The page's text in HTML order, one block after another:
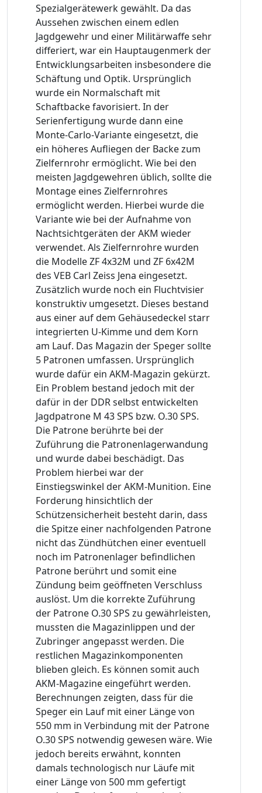
Spezialgerätewerk gewählt. Da das
Aussehen zwischen einem edlen
Jagdgewehr und einer Militärwaffe sehr
differiert, war ein Hauptaugenmerk der
Entwicklungsarbeiten insbesondere die
Schäftung und Optik. Ursprünglich
wurde ein Normalschaft mit
Schaftbacke favorisiert. In der
Serienfertigung wurde dann eine
Monte-Carlo-Variante eingesetzt, die
ein höheres Aufliegen der Backe zum
Zielfernrohr ermöglicht. Wie bei den
meisten Jagdgewehren üblich, sollte die
Montage eines Zielfernrohres
ermöglicht werden. Hierbei wurde die
Variante wie bei der Aufnahme von
Nachtsichtgeräten der AKM wieder
verwendet. Als Zielfernrohre wurden
die Modelle ZF 4x32M und ZF 6x42M
des VEB Carl Zeiss Jena eingesetzt.
Zusätzlich wurde noch ein Fluchtvisier
konstruktiv umgesetzt. Dieses bestand
aus einer auf dem Gehäusedeckel starr
integrierten U-Kimme und dem Korn
am Lauf. Das Magazin der Speger sollte
5 Patronen umfassen. Ursprünglich
wurde dafür ein AKM-Magazin gekürzt.
Ein Problem bestand jedoch mit der
dafür in der DDR selbst entwickelten
Jagdpatrone M 43 SPS bzw. O.30 SPS.
Die Patrone berührte bei der
Zuführung die Patronenlagerwandung
und wurde dabei beschädigt. Das
Problem hierbei war der
Einstiegswinkel der AKM-Munition. Eine
Forderung hinsichtlich der
Schützensicherheit besteht darin, dass
die Spitze einer nachfolgenden Patrone
nicht das Zündhütchen einer eventuell
noch im Patronenlager befindlichen
Patrone berührt und somit eine
Zündung beim geöffneten Verschluss
auslöst. Um die korrekte Zuführung
der Patrone O.30 SPS zu gewährleisten,
mussten die Magazinlippen und der
Zubringer angepasst werden. Die
restlichen Magazinkomponenten
blieben gleich. Es können somit auch
AKM-Magazine eingeführt werden.
Berechnungen zeigten, dass für die
Speger ein Lauf mit einer Länge von
550 mm in Verbindung mit der Patrone
O.30 SPS notwendig gewesen wäre. Wie
jedoch bereits erwähnt, konnten
damals technologisch nur Läufe mit
einer Länge von 500 mm gefertigt